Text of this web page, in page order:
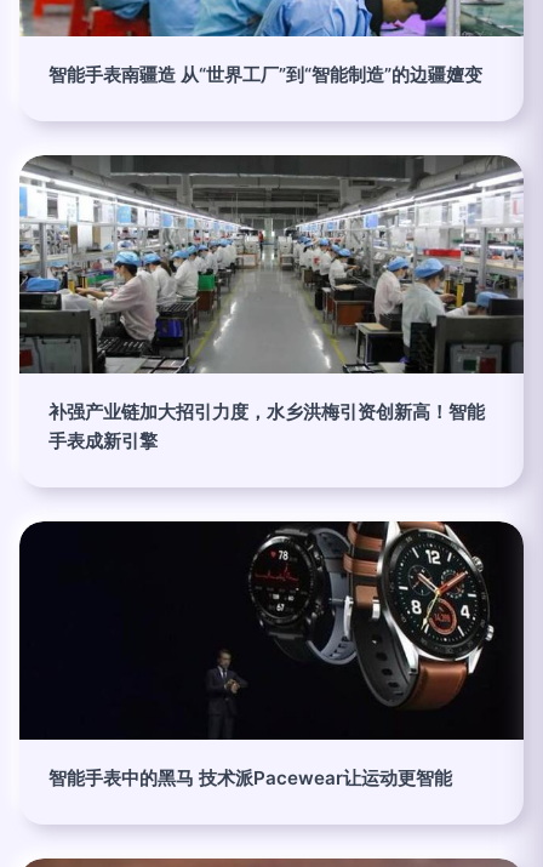
智能手表南疆造 从“世界工厂”到“智能制造”的边疆嬗变
补强产业链加大招引力度，水乡洪梅引资创新高！智能
手表成新引擎
智能手表中的黑马 技术派Pacewear让运动更智能